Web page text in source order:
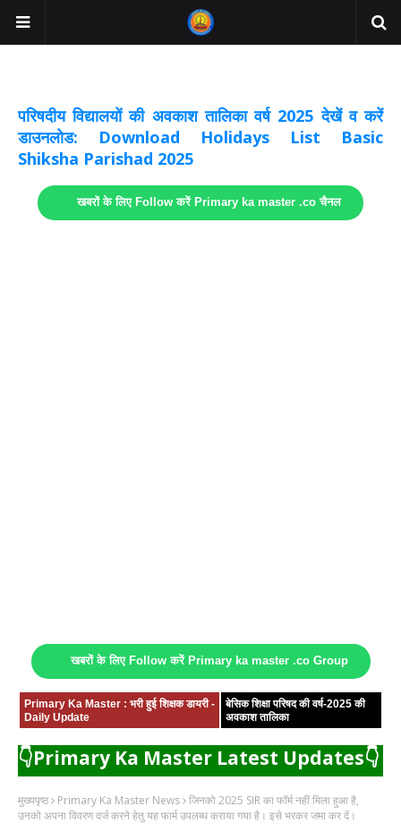
परिषदीय विद्यालयों की अवकाश तालिका वर्ष 2025 देखें व करें
डाउनलोड: Download Holidays List Basic
Shiksha Parishad 2025
खबरों के लिए Follow करें Primary ka master .co चैनल
खबरों के लिए Follow करें Primary ka master .co Group
Primary Ka Master : भरी हुई शिक्षक डायरी -
Daily Update
बेसिक शिक्षा परिषद की वर्ष-2025 की
अवकाश तालिका
👇Primary Ka Master Latest Updates👇
मुख्यपृष्ठ Primary Ka Master News जिनको 2025 SIR का फॉर्म नहीं मिला हुआ है,
उनको अपना विवरण दर्ज करने हेतु यह फार्म उपलब्ध कराया गया है। इसे भरकर जमा कर दें।